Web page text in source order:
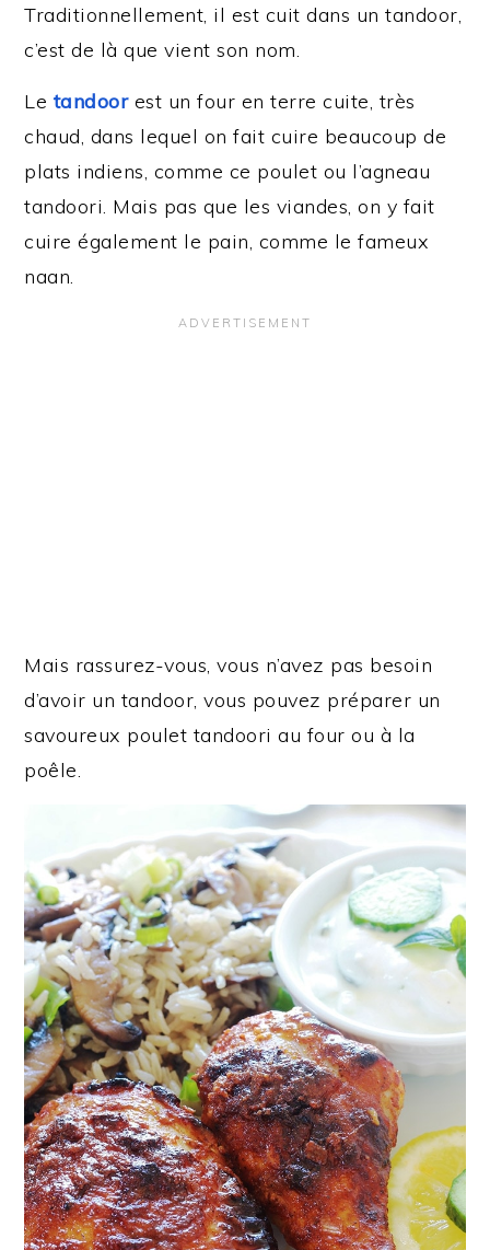
Traditionnellement, il est cuit dans un tandoor,
c’est de là que vient son nom.
Le tandoorest un four en terre cuite, très
chaud, dans lequel on fait cuire beaucoup de
plats indiens, comme ce poulet ou l’agneau
tandoori. Mais pas que les viandes, on y fait
cuire également le pain, comme le fameux
naan.
Mais rassurez-vous, vous n’avez pas besoin
d’avoir un tandoor, vous pouvez préparer un
savoureux poulet tandoori au four ou à la
poêle.